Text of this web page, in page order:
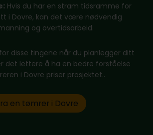
Hvis du har en stram tidsramme for
i Dovre, kan det være nødvendig
og overtidsarbeid.
disse tingene når du planlegger ditt
det lettere å ha en bedre forståelse
i Dovre priser prosjektet..
en tømrer i Dovre